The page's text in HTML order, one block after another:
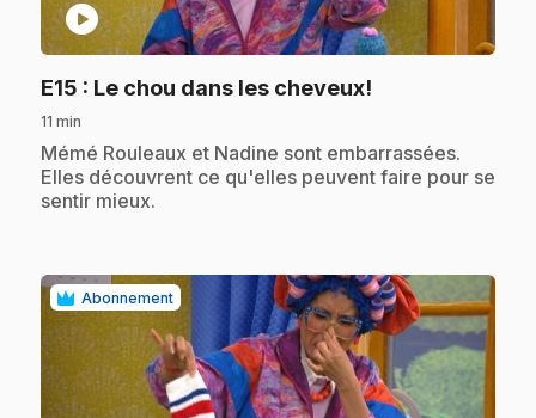
play_circle
E15 : Le chou dans les cheveux!
11 min
.Mémé Rouleaux et Nadine sont embarrassées.
Elles découvrent ce qu'elles peuvent faire pour se
sentir mieux.
Abonnement